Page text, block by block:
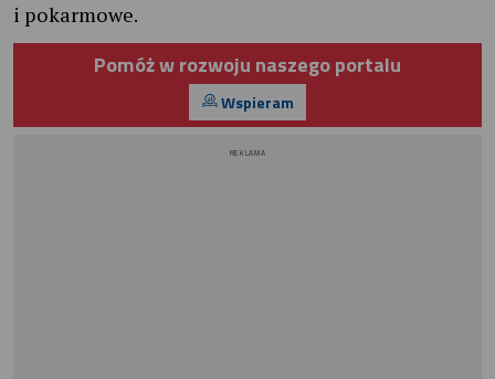
i pokarmowe.
Pomóż w rozwoju naszego portalu
Wspieram
REKLAMA